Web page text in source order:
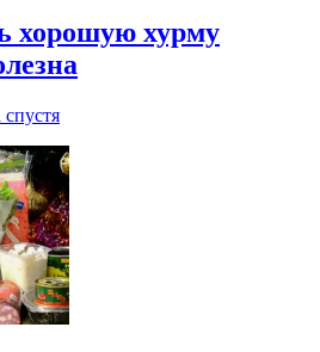
хорошую хурму
спустя